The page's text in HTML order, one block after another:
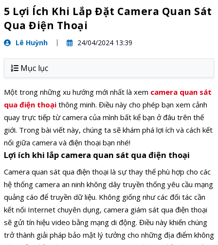
5 Lợi Ích Khi Lắp Đặt Camera Quan Sát
Qua Điện Thoại
Lê Huỳnh 24/04/2024 13:39
Mục lục
Một trong những xu hướng mới nhất là xem camera quan sát
qua điện thoại thông minh. Điều này cho phép bạn xem cảnh
quay trực tiếp từ camera của mình bất kể bạn ở đâu trên thế
giới. Trong bài viết này, chúng ta sẽ khám phá lợi ích và cách kết
nối giữa camera và điện thoại bạn nhé!
Lợi ích khi lắp camera quan sát qua điện thoại
Camera quan sát qua điện thoại là sự thay thế phù hợp cho các
hệ thống camera an ninh không dây truyền thống yêu cầu mạng
quảng cáo để truyền dữ liệu. Không giống như các đối tác cần
kết nối Internet chuyên dụng, camera giám sát qua điện thoại
sẽ gửi tín hiệu video bằng mạng di động. Điều này khiến chúng
trở thành giải pháp bảo mật lý tưởng cho những địa điểm không